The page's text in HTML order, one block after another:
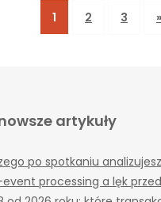
1 2 3 »
artykuły
po spotkaniu
processing a lęk